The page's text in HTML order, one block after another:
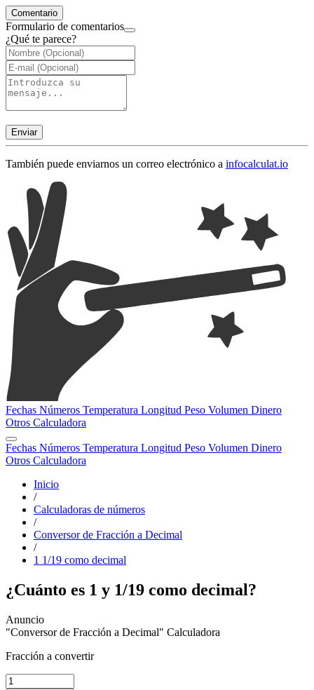
Comentario
Formulario de comentarios
¿Qué te parece?
Enviar
También puede enviarnos un correo electrónico a infocalculat.io
Fechas Números Temperatura Longitud Peso Volumen Dinero
Otros Calculadora
Fechas Números Temperatura Longitud Peso Volumen Dinero
Otros Calculadora
Inicio
/
Calculadoras de números
/
Conversor de Fracción a Decimal
/
1 1/19 como decimal
¿Cuánto es 1 y 1/19 como decimal?
"Conversor de Fracción a Decimal" Calculadora
Fracción a convertir